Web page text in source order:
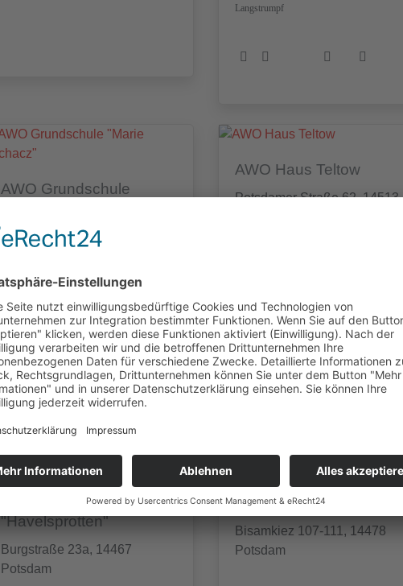
Langstrumpf
AWO Grundschule
In der Feldmark 28, 14476
Das Wir ist immer stärker als das Ich!
AWO Haus Teltow
Potsdamer Straße 62, 14513
"Havelsprotten"
Burgstraße 23a, 14467
Potsdam
AWO Hort "Nuthegeister"
Bisamkiez 107-111, 14478
Potsdam